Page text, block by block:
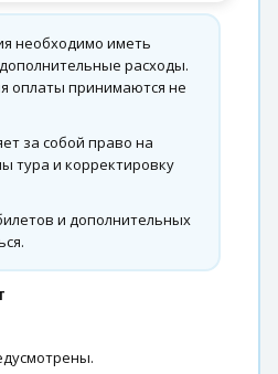
необходимо иметь
расходы.
оплаты принимаются не
за собой право на
тура и корректировку
и дополнительных